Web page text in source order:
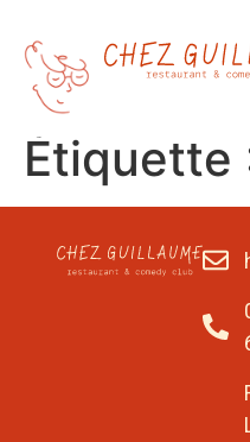
Étiquette